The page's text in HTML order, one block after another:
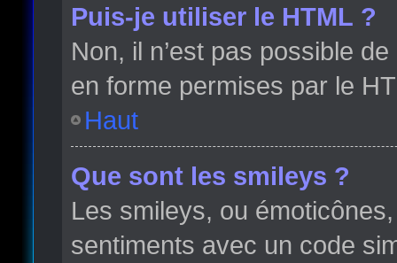
Puis-je utiliser le HTML ?
Non, il n’est pas possible
en forme permises par le
Haut
Que sont les smileys ?
Les smileys, ou
sentiments avec un code